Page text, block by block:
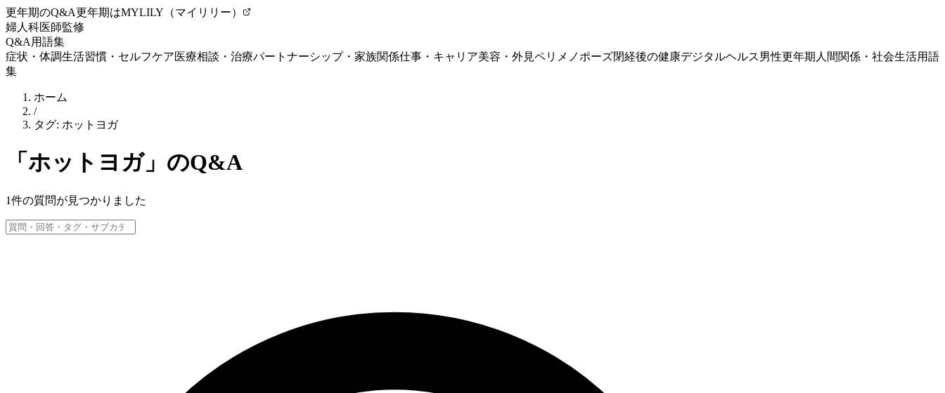
更年期のQ&A更年期はMYLILY（マイリリー）
婦人科医師監修
Q&A 用語集
症状・体調生活習慣・セルフケア医療相談・治療パートナーシップ・家族関係仕事・キャリア美容・外見ペリメノポーズ閉経後の健康デジタルヘルス男性更年期 人間関係・社会生活用語
集
ホーム
/
タグ: ホットヨガ
「 ホットヨガ」のQ&A
1件の質問が見つかりました